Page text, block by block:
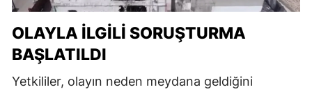
OLAYLA İLGILI SORUŞTURMA
BAŞLATILDI
Yetkililer, olayın neden meydana geldiğini